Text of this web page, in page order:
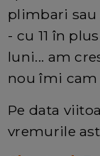
plimbari sau
- cu 11 în
luni... am
nou îmi cam
Pe data
vremurile